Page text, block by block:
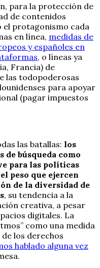
para la protección de
de contenidos
el protagonismo cada
en línea, medidas de
y españoles en
, o líneas ya
Francia) de
las todopoderosas
para apoyar
(pagar impuestos
las batallas: los
búsqueda como
para las políticas
peso que ejercen
de la diversidad de
, su tendencia a la
creativa, a pesar
digitales. La
como una medida
los derechos
hablado alguna vez